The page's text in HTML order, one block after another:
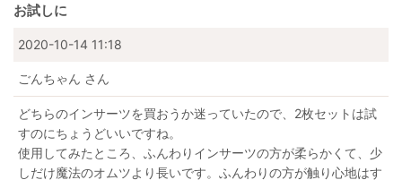
お試しに
2020-10-14 11:18
ごんちゃん さん
どちらのインサーツを買おうか迷っていたので、2枚セットは試
すのにちょうどいいですね。
使用してみたところ、ふんわりインサーツの方が柔らかくて、少
しだけ魔法のオムツより長いです。ふんわりの方が触り心地はす